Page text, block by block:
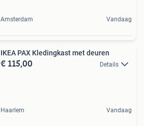
Amsterdam Vandaag
IKEA PAX Kledingkast met deuren
€ 115,00 Details
Haarlem Vandaag